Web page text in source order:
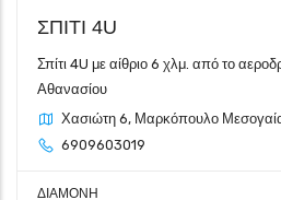
ΣΠΙΤΙ 4U
Σπίτι 4U με αίθριο 6 χλμ. από το
Αθανασίου
Χασιώτη 6, Μαρκόπουλο
6909603019
ΔΙΑΜΟΝΗ